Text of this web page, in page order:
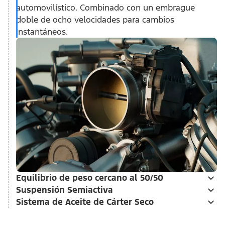
automovilístico. Combinado con un embrague
doble de ocho velocidades para cambios
instantáneos.
Equilibrio de peso cercano al 50/50
Suspensión Semiactiva
Sistema de Aceite de Cárter Seco